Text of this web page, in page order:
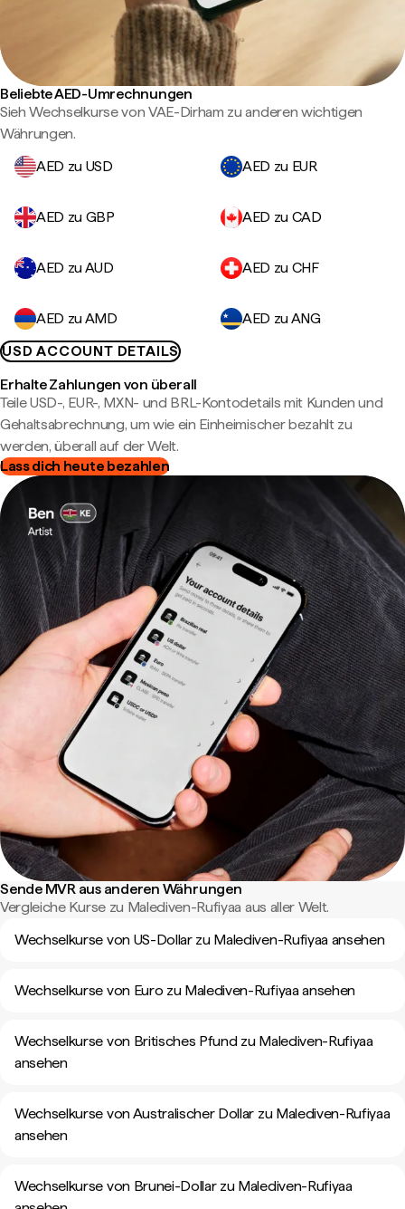
Beliebte AED-Umrechnungen
Sieh Wechselkurse von VAE-Dirham zu anderen wichtigen
Währungen.
AED zu USD
AED zu EUR
AED zu GBP AED zu CAD
AED zu AUD AED zu CHF
AED zu AMD
AED zu ANG
USD ACCOUNT DETAILS
Erhalte Zahlungen von überall
Teile USD-, EUR-, MXN- und BRL-Kontodetails mit Kunden und
Gehaltsabrechnung, um wie ein Einheimischer bezahlt zu
werden, überall auf der Welt.
Lass dich heute bezahlen
Sende MVR aus anderen Währungen
Vergleiche Kurse zu Malediven-Rufiyaa aus aller Welt.
Wechselkurse von US-Dollar zu Malediven-Rufiyaa ansehen
Wechselkurse von Euro zu Malediven-Rufiyaa ansehen
Wechselkurse von Britisches Pfund zu Malediven-Rufiyaa
ansehen
Wechselkurse von Australischer Dollar zu Malediven-Rufiyaa
ansehen
Wechselkurse von Brunei-Dollar zu Malediven-Rufiyaa